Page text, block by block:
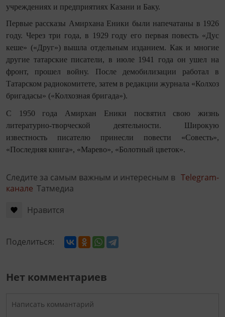
учреждениях и предприятиях Казани и Баку.
Первые рассказы Амирхана Еники были напечатаны в 1926
году. Через три года, в 1929 году его первая повесть «Дус
кеше» («Друг») вышла отдельным изданием. Как и многие
другие татарские писатели, в июле 1941 года он ушел на
фронт, прошел войну. После демобилизации работал в
Татарском радиокомитете, затем в редакции журнала «Колхоз
бригадасы» («Колхозная бригада»).
С 1950 года Амирхан Еники посвятил свою жизнь
литературно-творческой деятельности. Широкую
известность писателю принесли повести «Совесть»,
«Последняя книга», «Марево», «Болотный цветок».
Следите за самым важным и интересным в Telegram-
канале Татмедиа
Нравится
Поделиться:
Нет комментариев